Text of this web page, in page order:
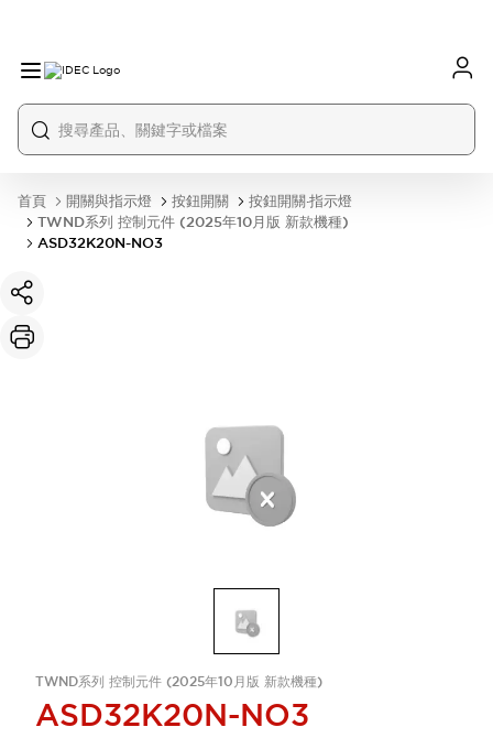
首頁 開關與指示燈 按鈕開關
按鈕開關·指示燈
TWND系列 控制元件 (2025年10月版 新款機種)
ASD32K20N-NO3
TWND系列 控制元件 (2025年10月版 新款機種)
ASD32K20N-NO3